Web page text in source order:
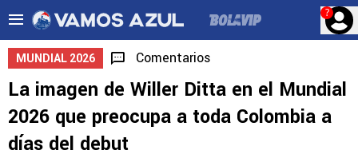
?
MUNDIAL 2026 Comentarios
La imagen de Willer Ditta en el Mundial
2026 que preocupa a toda Colombia a
días del debut